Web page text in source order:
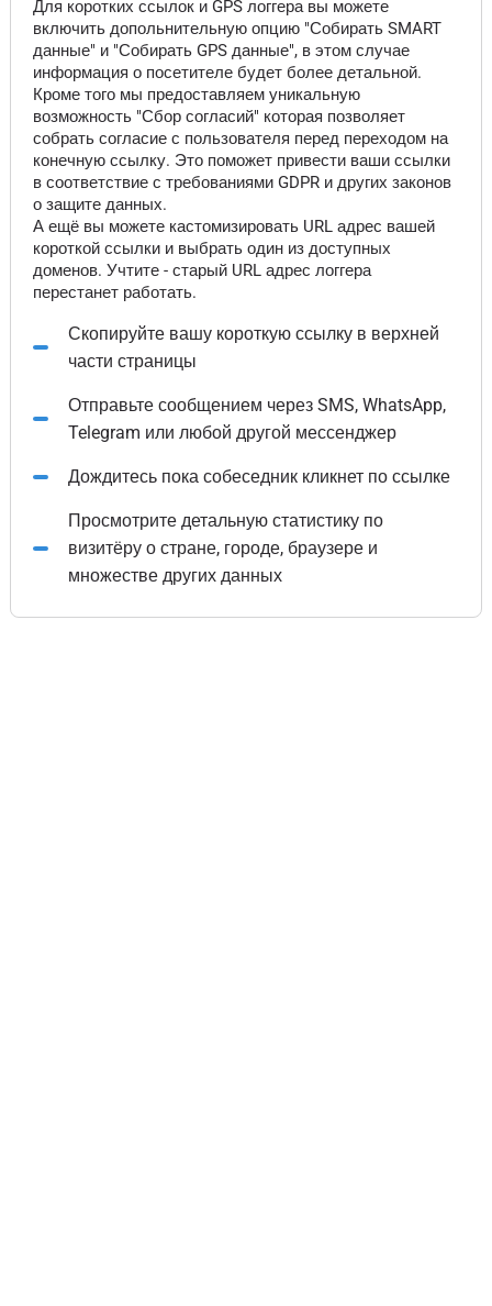
Для коротких ссылок и GPS логгера вы можете
включить допольнительную опцию "Собирать SMART
данные" и "Собирать GPS данные", в этом случае
информация о посетителе будет более детальной.
Кроме того мы предоставляем уникальную
возможность "Сбор согласий" которая позволяет
собрать согласие с пользователя перед переходом на
конечную ссылку. Это поможет привести ваши ссылки
в соответствие с требованиями GDPR и других законов
о защите данных.
А ещё вы можете кастомизировать URL адрес вашей
короткой ссылки и выбрать один из доступных
доменов. Учтите - старый URL адрес логгера
перестанет работать.
Скопируйте вашу короткую ссылку в верхней
части страницы
Отправьте сообщением через SMS, WhatsApp,
Telegram или любой другой мессенджер
Дождитесь пока собеседник кликнет по ссылке
Просмотрите детальную статистику по
визитёру о стране, городе, браузере и
множестве других данных